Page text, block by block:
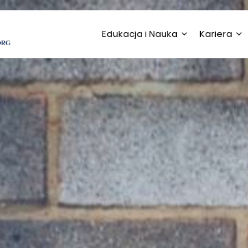
Edukacja i Nauka
Edukacja i Nauka
Kultura/Sztuka
Kariera
Praca
Prawo